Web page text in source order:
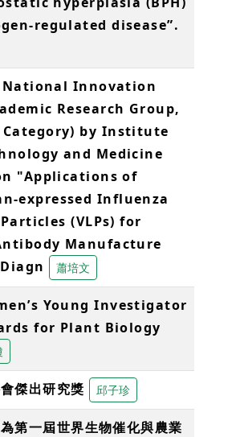
regulated disease”.
Innovation
Research Group,
Category) by Institute
and Medicine
"Applications of
expressed Influenza
(VLPs) for
Manufacture
蕭培文
Young Investigator
for Plant Biology
傑出研究獎 邱子珍
第一屆世界生物催化與農業